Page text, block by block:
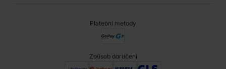
Platební metody
Způsob doručení